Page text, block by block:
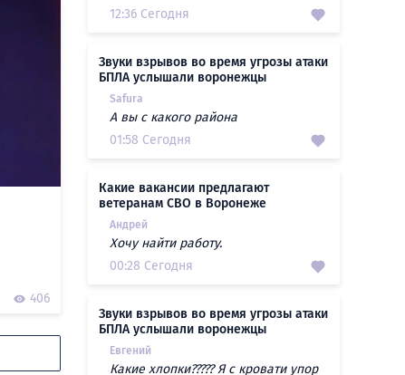
406
12:36 Сегодня
Звуки взрывов во время угрозы атаки
БПЛА услышали воронежцы
Safura
А вы с какого района
01:58 Сегодня
Какие вакансии предлагают
ветеранам СВО в Воронеже
Андрей
Хочу найти работу.
00:28 Сегодня
Звуки взрывов во время угрозы атаки
БПЛА услышали воронежцы
Евгений
Какие хлопки????? Я с кровати упор